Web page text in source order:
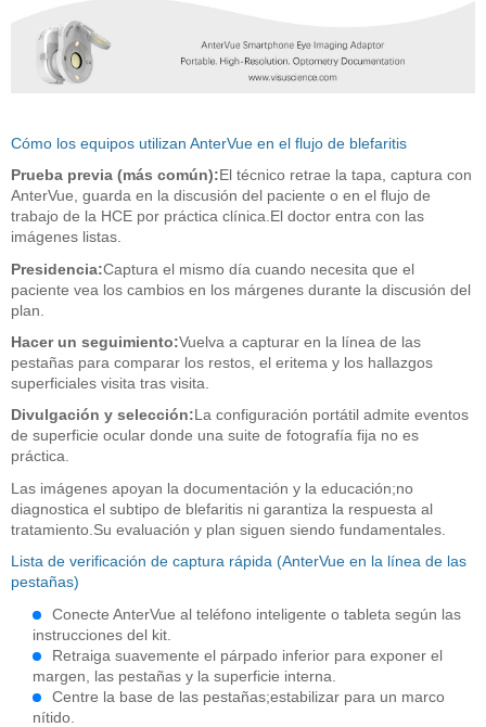
Cómo los equipos utilizan AnterVue en el flujo de blefaritis
Prueba previa (más común):El técnico retrae la tapa, captura con
AnterVue, guarda en la discusión del paciente o en el flujo de
trabajo de la HCE por práctica clínica.El doctor entra con las
imágenes listas.
Presidencia:Captura el mismo día cuando necesita que el
paciente vea los cambios en los márgenes durante la discusión del
plan.
Hacer un seguimiento:Vuelva a capturar en la línea de las
pestañas para comparar los restos, el eritema y los hallazgos
superficiales visita tras visita.
Divulgación y selección:La configuración portátil admite eventos
de superficie ocular donde una suite de fotografía fija no es
práctica.
Las imágenes apoyan la documentación y la educación;no
diagnostica el subtipo de blefaritis ni garantiza la respuesta al
tratamiento.Su evaluación y plan siguen siendo fundamentales.
Lista de verificación de captura rápida (AnterVue en la línea de las
pestañas)
Conecte AnterVue al teléfono inteligente o tableta según las
instrucciones del kit.
Retraiga suavemente el párpado inferior para exponer el
margen, las pestañas y la superficie interna.
Centre la base de las pestañas;estabilizar para un marco
nítido.